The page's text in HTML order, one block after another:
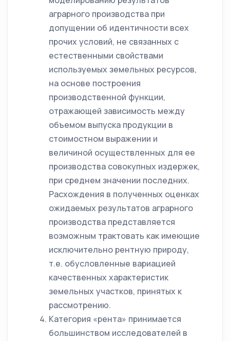
аграрного производства при
допущении об идентичности всех
прочих условий, не связанных с
естественными свойствами
используемых земельных ресурсов,
на основе построения
производственной функции,
отражающей зависимость между
объемом выпуска продукции в
стоимостном выражении и
величиной осуществленных для ее
производства совокупных издержек,
при среднем значении последних.
Расхождения в полученных оценках
ожидаемых результатов аграрного
производства представляется
возможным трактовать как имеющие
исключительно рентную природу,
т.е. обусловленные вариацией
качественных характеристик
земельных участков, принятых к
рассмотрению.
Категория «рента» принимается
большинством исследователей в